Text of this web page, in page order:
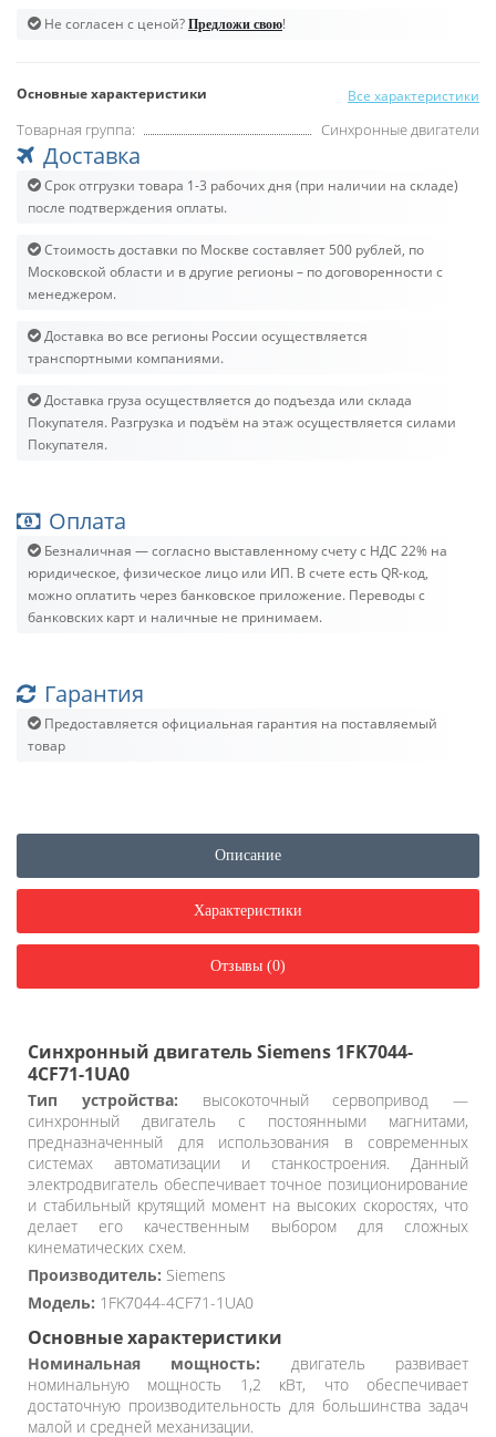
Не согласен с ценой? Предложи свою!
Основные характеристики Все характеристики
Товарная группа: Синхронные двигатели
Доставка
Срок отгрузки товара 1-3 рабочих дня (при наличии на складе)
после подтверждения оплаты.
Стоимость доставки по Москве составляет 500 рублей, по
Московской области и в другие регионы – по договоренности с
менеджером.
Доставка во все регионы России осуществляется
транспортными компаниями.
Доставка груза осуществляется до подъезда или склада
Покупателя. Разгрузка и подъём на этаж осуществляется силами
Покупателя.
Оплата
Безналичная — согласно выставленному счету c НДС 22% на
юридическое, физическое лицо или ИП. В счете есть QR-код,
можно оплатить через банковское приложение. Переводы с
банковских карт и наличные не принимаем.
Гарантия
Предоставляется официальная гарантия на поставляемый
товар
Описание
Характеристики
Отзывы (0)
Синхронный двигатель Siemens 1FK7044-
4CF71-1UA0
Тип устройства: высокоточный сервопривод —
синхронный двигатель с постоянными магнитами,
предназначенный для использования в современных
системах автоматизации и станкостроения. Данный
электродвигатель обеспечивает точное позиционирование
и стабильный крутящий момент на высоких скоростях, что
делает его качественным выбором для сложных
кинематических схем.
Производитель: Siemens
Модель: 1FK7044-4CF71-1UA0
Основные характеристики
Номинальная мощность: двигатель развивает
номинальную мощность 1,2 кВт, что обеспечивает
достаточную производительность для большинства задач
малой и средней механизации.